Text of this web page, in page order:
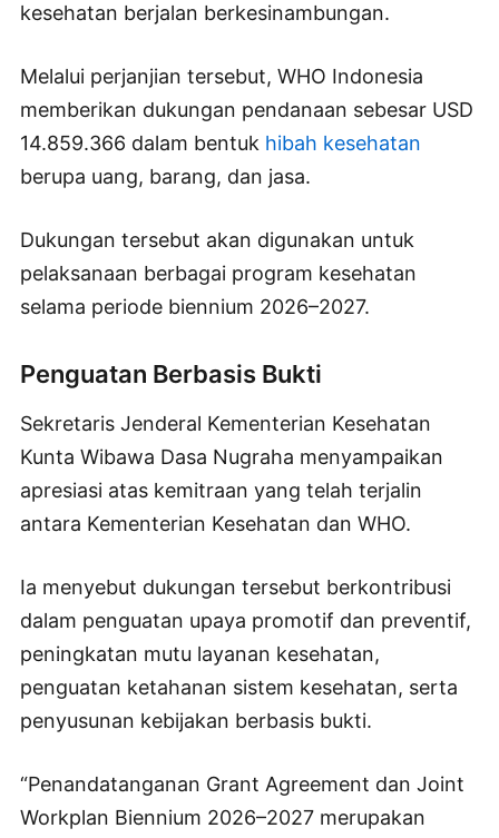
kesehatan berjalan berkesinambungan.
Melalui perjanjian tersebut, WHO Indonesia
memberikan dukungan pendanaan sebesar USD
14.859.366 dalam bentuk hibah kesehatan
berupa uang, barang, dan jasa.
Dukungan tersebut akan digunakan untuk
pelaksanaan berbagai program kesehatan
selama periode biennium 2026–2027.
Penguatan Berbasis Bukti
Sekretaris Jenderal Kementerian Kesehatan
Kunta Wibawa Dasa Nugraha menyampaikan
apresiasi atas kemitraan yang telah terjalin
antara Kementerian Kesehatan dan WHO.
Ia menyebut dukungan tersebut berkontribusi
dalam penguatan upaya promotif dan preventif,
peningkatan mutu layanan kesehatan,
penguatan ketahanan sistem kesehatan, serta
penyusunan kebijakan berbasis bukti.
“Penandatanganan Grant Agreement dan Joint
Workplan Biennium 2026–2027 merupakan